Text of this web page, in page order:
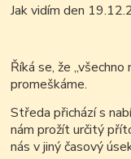
Jak vidím den
Říká se, že
promeškáme.
Středa přichází s
nám prožít určitý
nás v jiný časový